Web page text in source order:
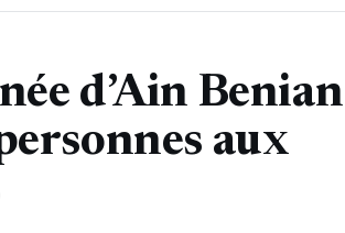
d’Ain Benian
aux